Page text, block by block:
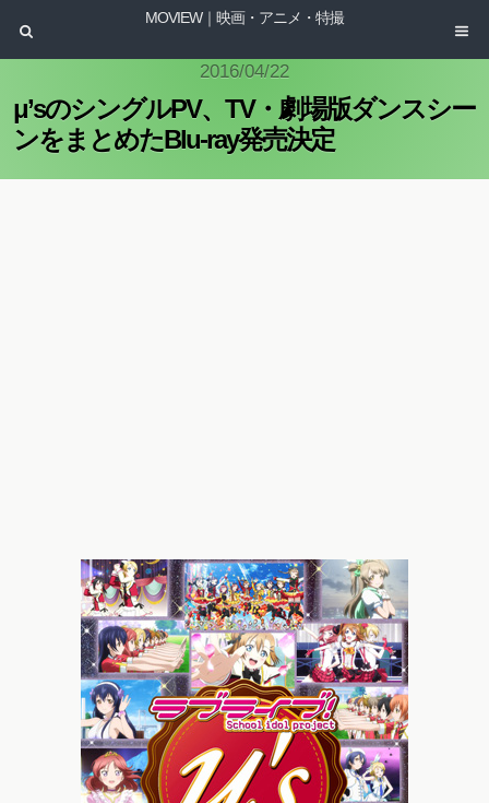
MOVIEW｜映画・アニメ・特撮
2016/04/22
μ’sのシングルPV、TV・劇場版ダンスシー
ンをまとめたBlu-ray発売決定